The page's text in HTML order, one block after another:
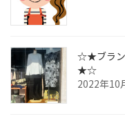
☆★ブラン
★☆
2022年10